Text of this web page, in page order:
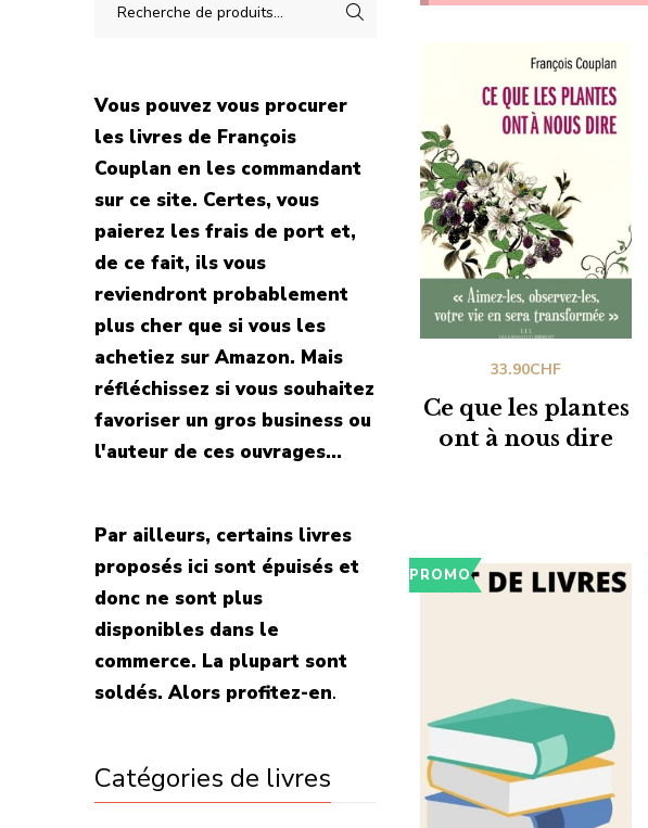
Ce que les plantes
ont à nous dire
33.90CHF
PROMO
Vous pouvez vous procurer
les livres de François
Couplan en les commandant
sur ce site. Certes, vous
paierez les frais de port et,
de ce fait, ils vous
reviendront probablement
plus cher que si vous les
achetiez sur Amazon. Mais
réfléchissez si vous souhaitez
favoriser un gros business ou
l'auteur de ces ouvrages...
Par ailleurs, certains livres
proposés ici sont épuisés et
donc ne sont plus
disponibles dans le
commerce. La plupart sont
soldés. Alors profitez-en.
Catégories de livres